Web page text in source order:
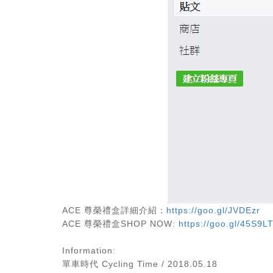
ACE 尊榮禮盒詳細介紹： https://goo.gl/JVDEzr
ACE 尊榮禮盒SHOP NOW: https://goo.gl/45S9LT
Information:
單車時代 Cycling Time / 2018.05.18